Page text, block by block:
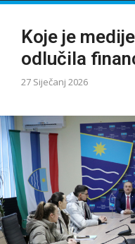
Koje je
odlučila
27 Siječanj 2026